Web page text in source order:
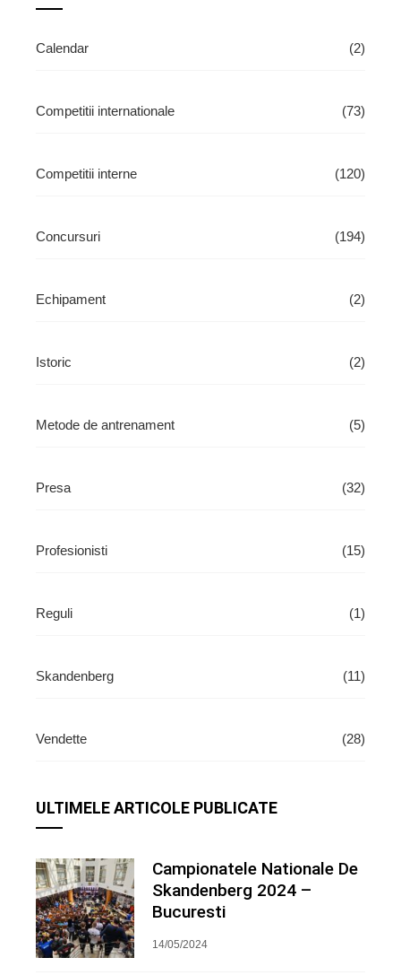
Calendar (2)
Competitii internationale (73)
Competitii interne (120)
Concursuri (194)
Echipament (2)
Istoric (2)
Metode de antrenament (5)
Presa (32)
Profesionisti (15)
Reguli (1)
Skandenberg (11)
Vendette (28)
ULTIMELE ARTICOLE PUBLICATE
Campionatele Nationale De
Skandenberg 2024 –
Bucuresti
14/05/2024